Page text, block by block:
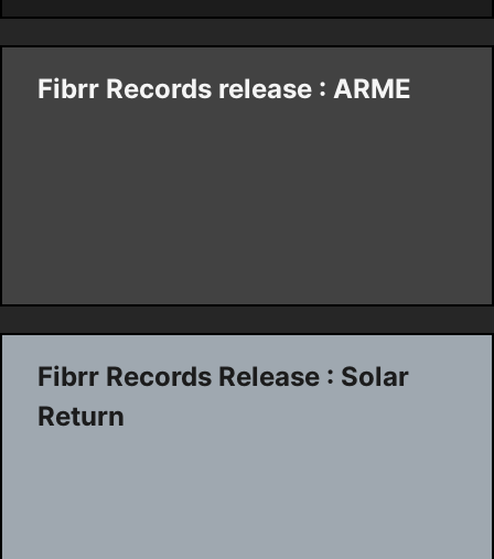
Fibrr Records release : ARME
Fibrr Records Release : Solar
Return